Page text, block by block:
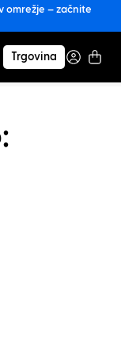
omrežje – začnite
Trgovina